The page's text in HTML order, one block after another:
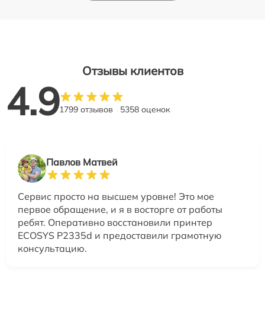
Отзывы клиентов
4.91799 отзывов 5358 оценок
Павлов Матвей
Сервис просто на высшем уровне! Это мое
первое обращение, и я в восторге от работы
ребят. Оперативно восстановили принтер
ECOSYS P2335d и предоставили грамотную
консультацию.